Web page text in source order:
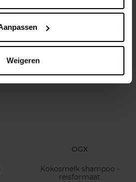
Weigeren
Refill
€ 3,49 In winkelmandje
OGX
Kokosmelk shampoo -
reisformaat